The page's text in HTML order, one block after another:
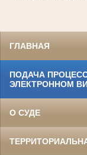
ГЛАВНАЯ
ПОДАЧА
ЭЛЕКТРОННОМ
О СУДЕ